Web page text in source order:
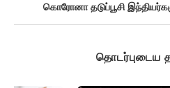
கொரோனா தடுப்பூசி